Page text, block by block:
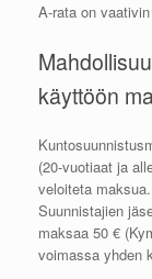
A-rata on
käyttöön
(20-vuotiaat ja
veloiteta
Suunnistajien
maksaa 50 €
voimassa yhden